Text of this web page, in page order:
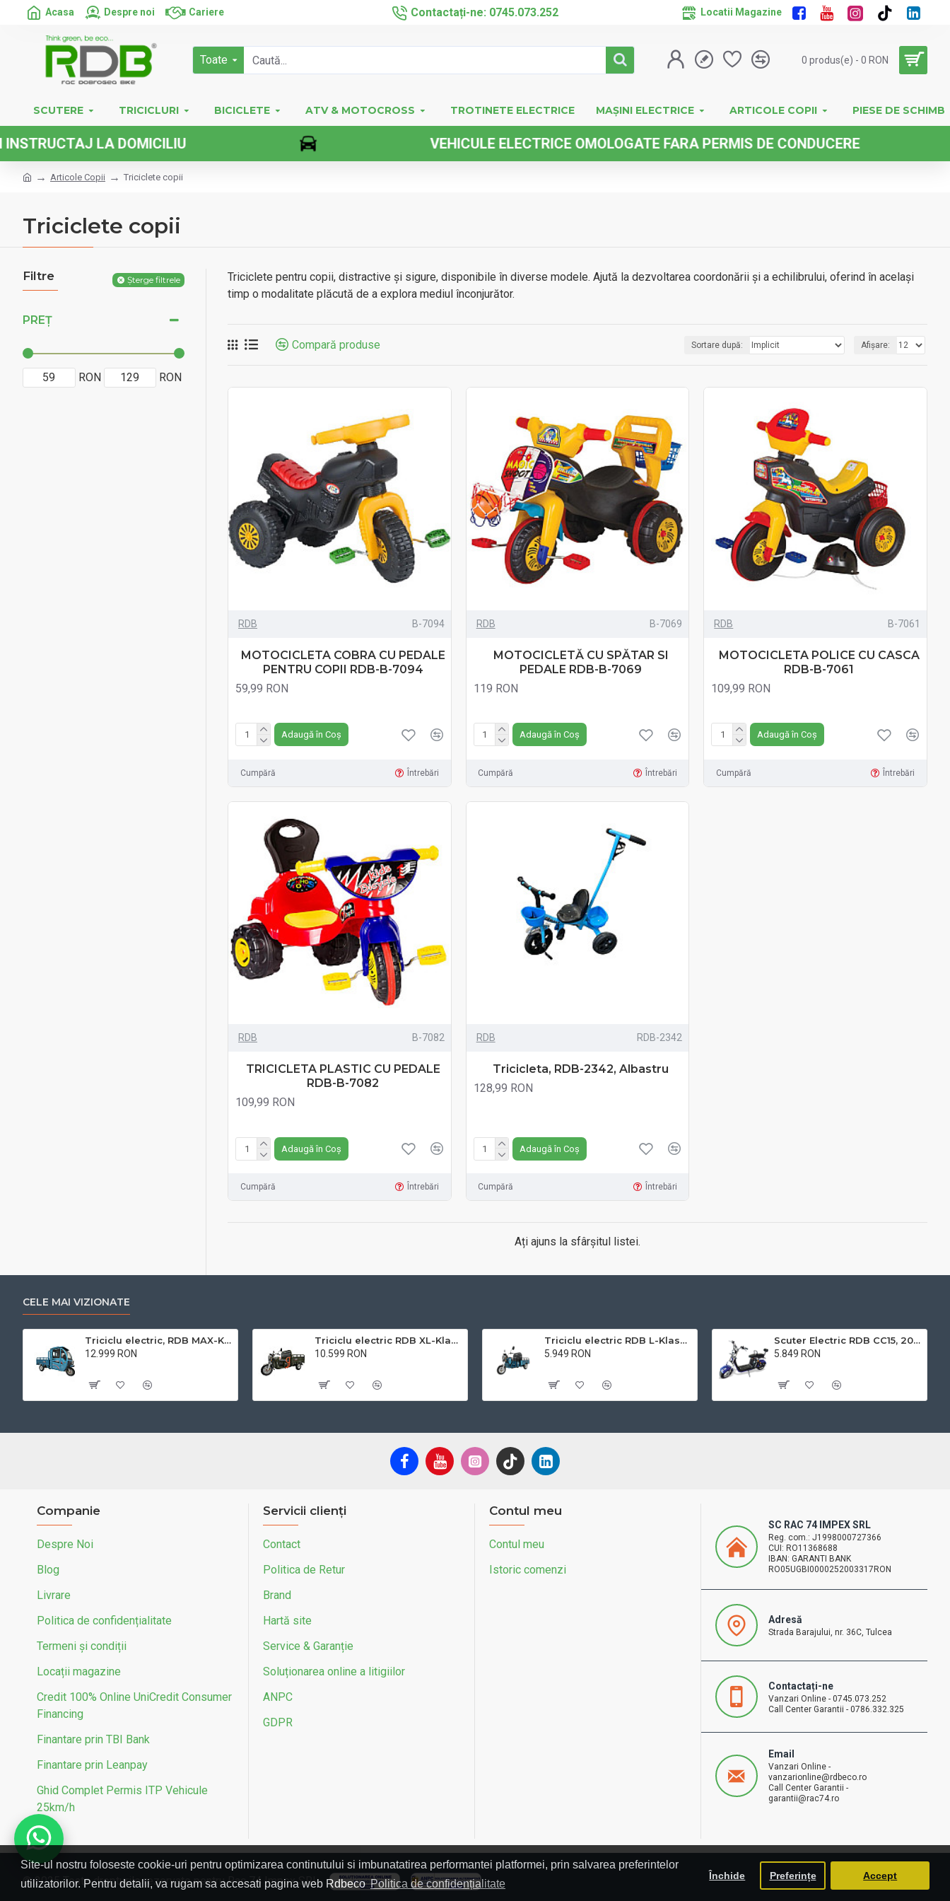
Site-ul nostru foloseste cookie-uri pentru optimizarea continutului si imbunatatirea performantei platformei, prin salvarea preferintelor
utilizatorilor. Pentru detalii, va rugam sa accesati pagina web RdbecoPolitica de confidențialitate
Închide Preferințe Accept
Acasa Despre noi Cariere Contactați-ne: 0745.073.252 Locatii Magazine
Toate 0 produs(e) - 0 RON
SCUTERE TRICICLURI BICICLETE ATV & MOTOCROSS TROTINETE ELECTRICE MAȘINI ELECTRICE ARTICOLE COPII PIESE DE SCHIMB
LA DOMICILIU VEHICULE ELECTRICE OMOLOGATE FARA PERMIS DE CONDUCERE
Articole Copii Triciclete copii
Triciclete copii
Filtre Șterge filtrele
PREȚ
RON RON
Triciclete pentru copii, distractive și sigure, disponibile în diverse modele. Ajută la dezvoltarea coordonării și a echilibrului, oferind în același
timp o modalitate plăcută de a explora mediul înconjurător.
Compară produse Sortare după: Afișare:
RDB B-7094
MOTOCICLETA COBRA CU PEDALE
PENTRU COPII RDB-B-7094
59,99 RON
Adaugă în Coș
Cumpără Întrebări
RDB B-7069
MOTOCICLETĂ CU SPĂTAR SI
PEDALE RDB-B-7069
119 RON
Adaugă în Coș
Cumpără Întrebări
RDB B-7061
MOTOCICLETA POLICE CU CASCA
RDB-B-7061
109,99 RON
Adaugă în Coș
Cumpără Întrebări
RDB B-7082
TRICICLETA PLASTIC CU PEDALE
RDB-B-7082
109,99 RON
Adaugă în Coș
Cumpără Întrebări
RDB RDB-2342
Tricicleta, RDB-2342, Albastru
128,99 RON
Adaugă în Coș
Cumpără Întrebări
Ați ajuns la sfârșitul listei.
CELE MAI VIZIONATE
Triciclu electric, RDB MAX-Klass4, acoperis inchis, fara permis, 72V 32Ah, 4000W, 25km/h
12.999 RON
Triciclu electric RDB XL-Klass4, GRANDE 4000W, 72V 45Ah, 25km/h
10.599 RON
Triciclu electric RDB L-Klass4 fara permis, 1350W, 25 km/h
5.949 RON
Scuter Electric RDB CC15, 2000W, fara permis, 25km/h
5.849 RON
Companie
Despre Noi
Blog
Livrare
Politica de confidențialitate
Termeni și condiții
Locații magazine
Credit 100% Online UniCredit Consumer
Financing
Finantare prin TBI Bank
Finantare prin Leanpay
Ghid Complet Permis ITP Vehicule
25km/h
Servicii clienți
Contact
Politica de Retur
Brand
Hartă site
Service & Garanție
Soluționarea online a litigiilor
ANPC
GDPR
Contul meu
Contul meu
Istoric comenzi
SC RAC 74 IMPEX SRL
Reg. com.: J1998000727366
CUI: RO11368688
IBAN: GARANTI BANK
RO05UGBI0000252003317RON
Adresă
Strada Barajului, nr. 36C, Tulcea
Contactați-ne
Vanzari Online - 0745.073.252
Call Center Garantii - 0786.332.325
Email
Vanzari Online -
vanzarionline@rdbeco.ro
Call Center Garantii -
garantii@rac74.ro
© 2025 Toate drepturile rezervate pentru Rac 74 Impex SRL